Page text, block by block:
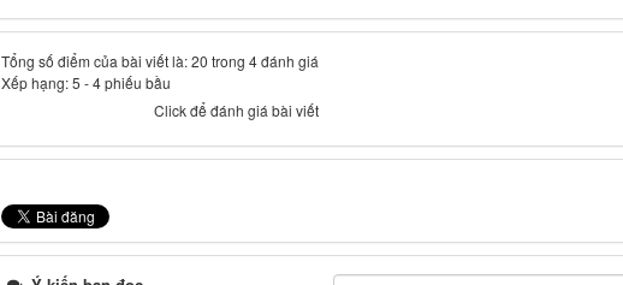
Tổng số điểm của bài viết là: 20 trong 4 đánh giá
Xếp hạng:5 -4phiếu bầu
Click để đánh giá bài viết